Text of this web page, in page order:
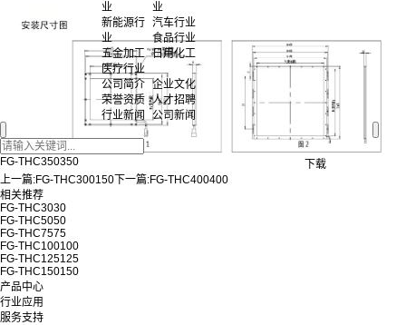
业
业
新能源行
业
汽车行业
食品行业
五金加工 日用化工
医疗行业
公司简介 企业文化
荣誉资质 人才招聘
行业新闻
公司新闻
FG-THC350350
下载
上一篇:FG-THC300150下一篇:FG-THC400400
相关推荐
FG-THC3030
FG-THC5050
FG-THC7575
FG-THC100100
FG-THC125125
FG-THC150150
产品中心
行业应用
服务支持